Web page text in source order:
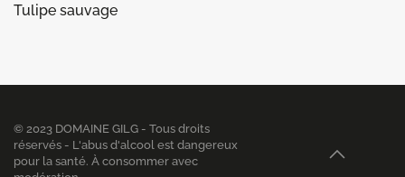
Tulipe sauvage
© 2023 DOMAINE GILG - Tous droits
réservés - L'abus d'alcool est dangereux
pour la santé. À consommer avec